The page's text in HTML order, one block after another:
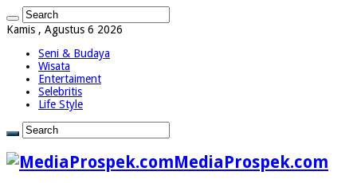
Kamis , Agustus 6 2026
Seni & Budaya
Wisata
Entertaiment
Selebritis
Life Style
MediaProspek.com